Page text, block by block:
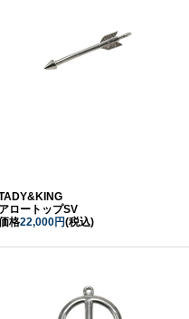
アロートップSV
格22,000円(税込)